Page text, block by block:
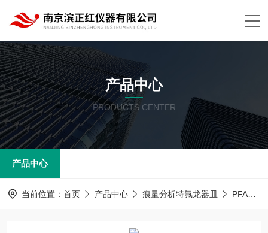
产品中心
PRODUCTS CENTER
产品中心
当前位置： 首页 产品中心 痕量分析特氟龙器皿 PFA器皿